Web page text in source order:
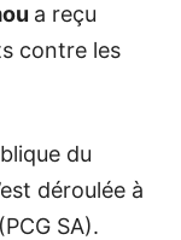
a reçu
contre les
du
déroulée à
SA).